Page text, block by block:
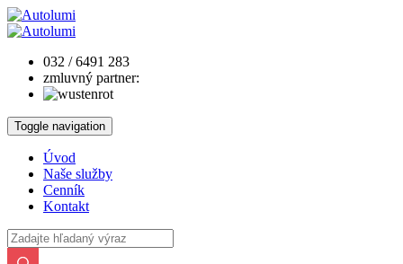
032 / 6491 283
zmluvný partner:
Toggle navigation
Úvod
Naše služby
Cenník
Kontakt